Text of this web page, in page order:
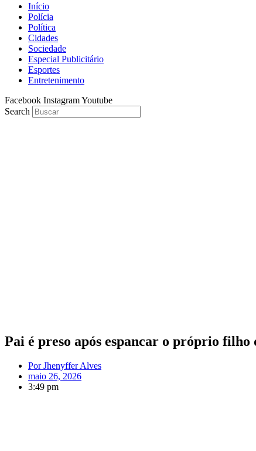
Início
Polícia
Política
Cidades
Sociedade
Especial Publicitário
Esportes
Entretenimento
Facebook InstagramYoutube
Search
Pai é preso após espancar o próprio filho
PorJhenyffer Alves
maio 26, 2026
3:49 pm